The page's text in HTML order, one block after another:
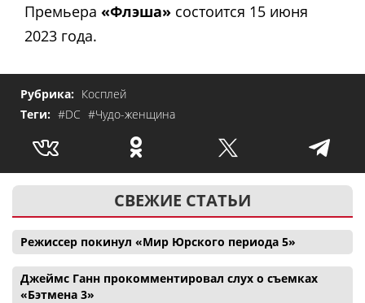
Премьера «Флэша» состоится 15 июня
2023 года.
Рубрика: Косплей
Теги: #DC #Чудо-женщина
СВЕЖИЕ СТАТЬИ
Режиссер покинул «Мир Юрского периода 5»
Джеймс Ганн прокомментировал слух о съемках
«Бэтмена 3»